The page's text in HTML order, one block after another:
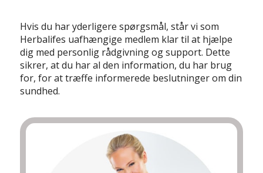
Hvis du har yderligere spørgsmål, står vi som
Herbalifes uafhængige medlem klar til at hjælpe
dig med personlig rådgivning og support. Dette
sikrer, at du har al den information, du har brug
for, for at træffe informerede beslutninger om din
sundhed.